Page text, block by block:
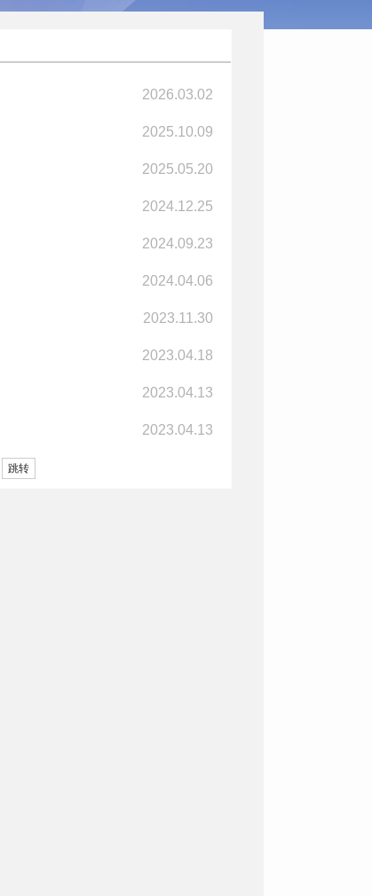
2026.03.02
2025.10.09
2025.05.20
2024.12.25
2024.09.23
2024.04.06
2023.11.30
2023.04.18
2023.04.13
2023.04.13
跳转